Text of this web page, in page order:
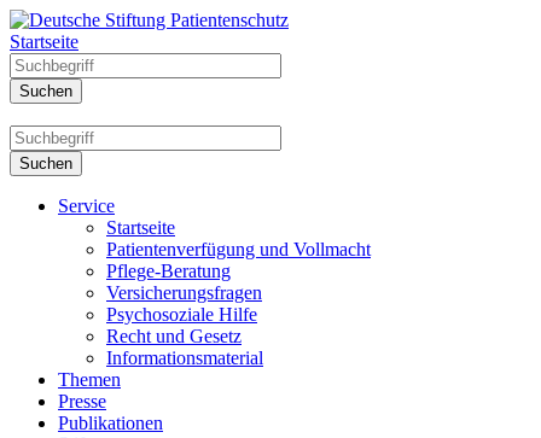
Startseite
Service
Startseite
Patientenverfügung und Vollmacht
Pflege-Beratung
Versicherungsfragen
Psychosoziale Hilfe
Recht und Gesetz
Informationsmaterial
Themen
Presse
Publikationen